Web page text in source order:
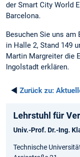
der Smart City World
Barcelona.
Besuchen Sie uns am
in Halle 2, Stand 149
Martin Margreiter die
Ingolstadt erklären.
◄ Zurück zu:
Lehrstuhl für
Univ.-Prof. Dr.-Ing.
Technische